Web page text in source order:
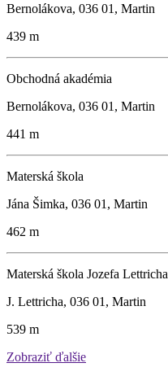
Bernolákova, 036 01, Martin
439 m
Obchodná akadémia
Bernolákova, 036 01, Martin
441 m
Materská škola
Jána Šimka, 036 01, Martin
462 m
Materská škola Jozefa Lettricha
J. Lettricha, 036 01, Martin
539 m
Zobraziť ďalšie